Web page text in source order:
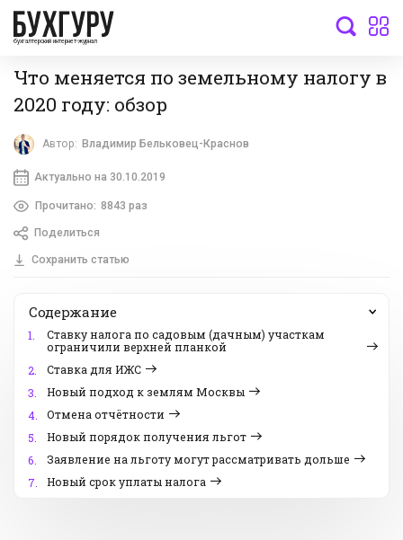
бухгалтерский интернет-журнал
Что меняется по земельному налогу в
2020 году: обзор
Автор: Владимир Бельковец-Краснов
Актуально на 30.10.2019
Прочитано: 8843 раз
Поделиться
Сохранить статью
Содержание
1.
Ставку налога по садовым (дачным) участкам
ограничили верхней планкой
2.
Ставка для ИЖС
3.
Новый подход к землям Москвы
4.
Отмена отчётности
5.
Новый порядок получения льгот
6.
Заявление на льготу могут рассматривать дольше
7.
Новый срок уплаты налога